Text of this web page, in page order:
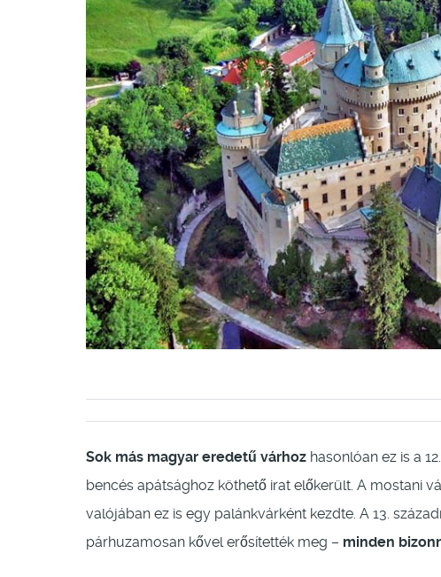
Sok más magyar eredetű várhoz hasonlóan ez is a
bencés apátsághoz köthető irat előkerült. A mostani
valójában ez is egy palánkvárként kezdte. A 13.
párhuzamosan kővel erősítették meg – minden